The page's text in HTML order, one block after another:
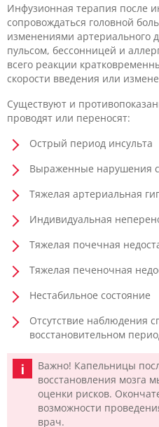
Инфузионная терапия после
сопровождаться головной
изменениями артериального
пульсом, бессонницей и
всего реакции
скорости введения или
Существуют и
проводят или переносят:
Острый период инсульта
Выраженные нарушения
Тяжелая артериальная
Индивидуальная
Тяжелая почечная
Тяжелая печеночная
Нестабильное состояние
Отсутствие наблюдения
восстановительном
Важно! Капельницы
восстановления мозга
оценки рисков.
возможности
врач.